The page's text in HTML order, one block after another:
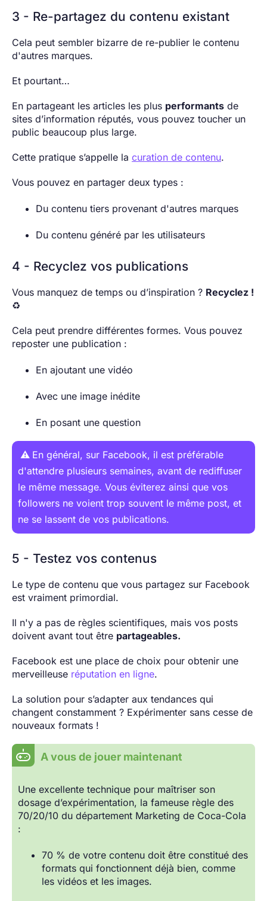
3 - Re-partagez du contenu existant
Cela peut sembler bizarre de re-publier le contenu
d'autres marques.
Et pourtant…
En partageant les articles les plus performants de
sites d’information réputés, vous pouvez toucher un
public beaucoup plus large.
Cette pratique s’appelle la curation de contenu.
Vous pouvez en partager deux types :
Du contenu tiers provenant d'autres marques
Du contenu généré par les utilisateurs
4 - Recyclez vos publications
Vous manquez de temps ou d’inspiration ? Recyclez !
♻️
Cela peut prendre différentes formes. Vous pouvez
reposter une publication :
En ajoutant une vidéo
Avec une image inédite
En posant une question
⚠️ En général, sur Facebook, il est préférable
d'attendre plusieurs semaines, avant de rediffuser
le même message. Vous éviterez ainsi que vos
followers ne voient trop souvent le même post, et
ne se lassent de vos publications.
5 - Testez vos contenus
Le type de contenu que vous partagez sur Facebook
est vraiment primordial.
Il n'y a pas de règles scientifiques, mais vos posts
doivent avant tout être partageables.
Facebook est une place de choix pour obtenir une
merveilleuse réputation en ligne.
La solution pour s’adapter aux tendances qui
changent constamment ? Expérimenter sans cesse de
nouveaux formats !
A vous de jouer maintenant
Une excellente technique pour maîtriser son
dosage d’expérimentation, la fameuse règle des
70/20/10 du département Marketing de Coca-Cola
:
70 % de votre contenu doit être constitué des
formats qui fonctionnent déjà bien, comme
les vidéos et les images.